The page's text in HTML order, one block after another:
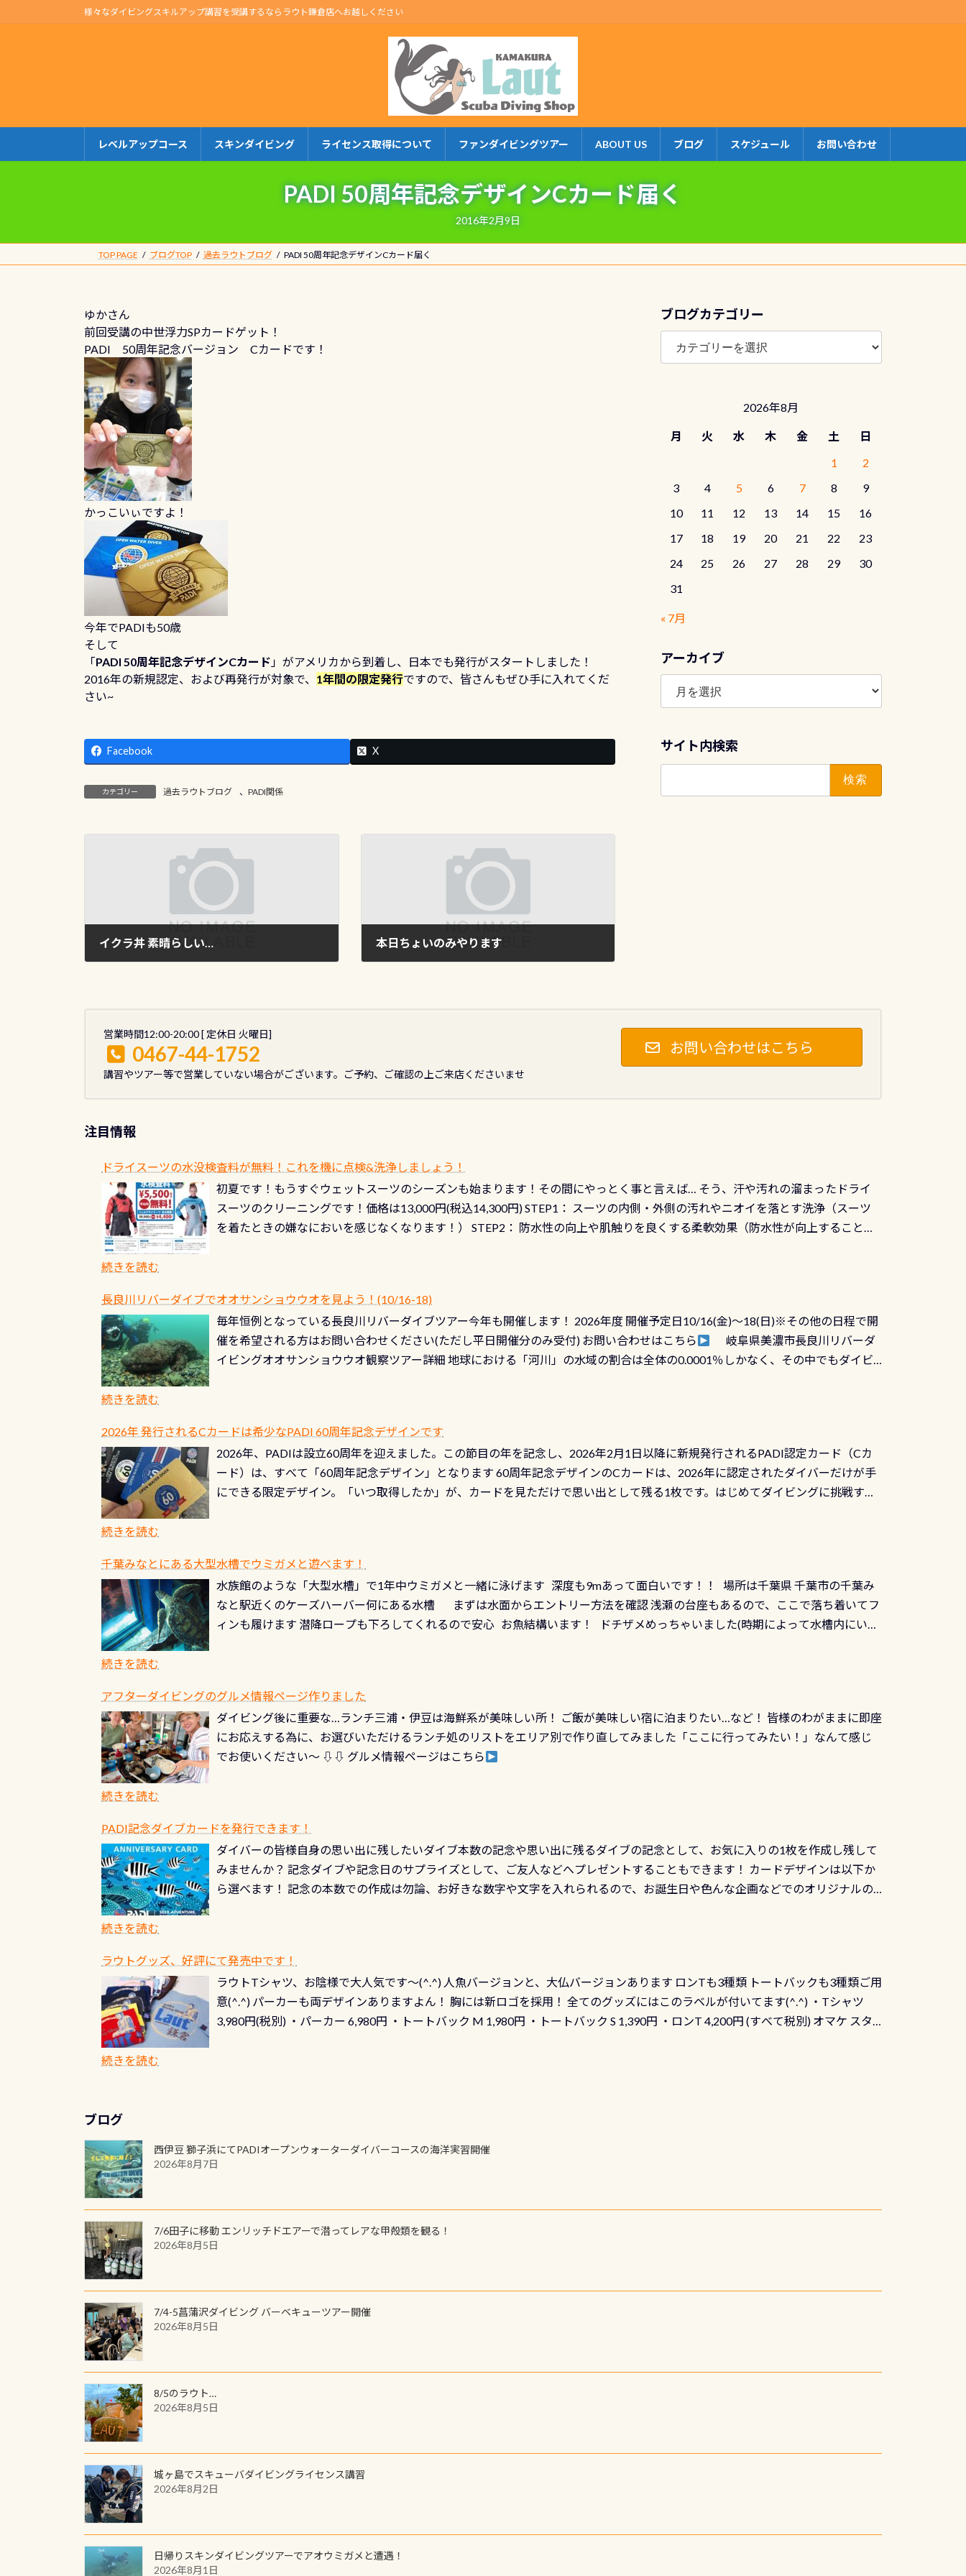
ン
キ
プ
ビ
に
動
様々なダイビングスキルアップ講習を受講するならラウト鎌倉店へお越しください
レベルアップコース スキンダイビング ライセンス取得について ファンダイビングツアー ABOUT US ブログ スケジュール お問い合わせ
PADI 50周年記念デザインCカード届く
2016年2月9日
TOP PAGE ブログTOP 過去ラウトブログ PADI 50周年記念デザインCカード届く
ゆかさん
前回受講の中世浮力SPカードゲット！
PADI 50周年記念バージョン Cカードです！
かっこいぃですよ！
今年でPADIも50歳
そして
「PADI 50周年記念デザインCカード 」がアメリカから到着し、日本でも発行がスタートしました！
2016年の新規認定、および再発行が対象で、 1年間の限定発行ですので、皆さんもぜひ手に入れてくだ
さい~
Facebook X
カテゴリー 過去ラウトブログ 、 PADI関係
イクラ丼 素晴らしい… 本日ちょいのみやります
ブログカテゴリー
ブ
グ
2026年8月
月 火 水 木 金 土
日
1
2
3
4 5 6 7 8
9
10
11 12 13 14 15
16
17
18 19 20 21 22
23
24
25 26 27 28 29
30
31
« 7月
アーカイブ
ア
カ
ブ
サイト内検索
営業時間12:00-20:00 [ 定休日 火曜日]
0467-44-1752
講習やツアー等で営業していない場合がございます。ご予約、ご確認の上ご来店くださいませ
お問い合わせはこちら
注目情報
ドライスーツの水没検査料が無料！これを機に点検&洗浄しましょう！
初夏です！もうすぐウェットスーツのシーズンも始まります！その間にやっとく事と言えば… そう、汗や汚れの溜まったドライ
スーツのクリーニングです！価格は13,000円(税込14,300円) STEP1： スーツの内側・外側の汚れやニオイを落とす洗浄（スーツ
を着たときの嫌なにおいを感じなくなります！） STEP2： 防水性の向上や肌触りを良くする柔軟効果（防水性が向上することで
ル(穴)がないか確認冬になり、使い始めてから水漏れする…ってのは避けましょう！実際水につけて水検査して調べます ●給気バ
ルブのオーバーホール排気バルブは、ドライスーツクリーニングの際に行うのですが、空気を送り込む「給気バルブ」のオーバ
ーホールも非常に大切です BCDで言うと給気ボタンの点検と一緒な訳ですから、ボタンが潮噛みしてドライスーツに空気が入り
過ぎて急浮上…なんて事がないようにしっかり点検しましょう！まだした事がない方はこれを機会に是非やってください！！ ●
点検をする度に1行目の「水漏れ検査代」が5,500円掛かります そこで下記のキャンペーンを利用してみてはどうでしょうか？
8/31までの間に、ドライスーツの点検・オーバーホールを出して頂いた方は、上記の水検査料5,500円がなんと無料になります！
ドライスーツクリーニングだけでも出そうと思ってる方は、セットでこの水検査も出しましょう！そし続きを読む
続きを読む
長良川リバーダイブでオオサンショウウオを見よう！(10/16-18)
毎年恒例となっている長良川リバーダイブツアー今年も開催します！ 2026年度 開催予定日10/16(金)～18(日)※その他の日程で開
催を希望される方はお問い合わせください(ただし平日開催分のみ受付) お問い合わせはこちら
岐阜県美濃市長良川リバーダ
イビングオオサンショウウオ観察ツアー詳細 地球における「河川」の水域の割合は全体の0.0001％しかなく、その中でもダイビ
ませ 6月から10月の間で開催しております 長良川ってどんな川？ 長良川は日本三大清流(四万十川、柿田川)の１つに数えられ
る清流（水質汚染の少ない、または無い川のこと）で岐阜県の郡上市に始まり、美濃を経て伊勢湾に流れます1985年には環境省
の「名水100選」にまた2001年には「日本の水浴場88選」に全国で唯一河川で選ばれた清流です川にしては珍しく、水深が深い
ところでは12mほどあり十分ダイビングを楽しむことが出来ます 川原からのエントリーエキジットは正に大自然の中でのダイビ
ダウンカレントが発生している箇所などもあり、なかなか海では見られない光景です 透明度の良い川を数百メートルドリフトす
る(流される)のは快感です！ 特別天然記念物「オオサンショウウオ」が見れる 長良川ダイビング最大の見どころがこの特別天然
記念物の「オオサンショウウオ」です 大きなものでは体長1mを超える世界最大の両生類です個体数が少なくかなり貴重な生物で
すが、ここ長良川ではかなりの確立で見ることが出来ます特別天然記念物と言えば他には「 続きを読む
続きを読む
2026年 発行されるCカードは希少なPADI 60周年記念デザインです
2026年、PADIは設立60周年を迎えました。この節目の年を記念し、2026年2月1日以降に新規発行されるPADI認定カード（Cカ
ード）は、すべて「60周年記念デザイン」となります 60周年記念デザインのCカードは、2026年に認定されたダイバーだけが手
にできる限定デザイン。「いつ取得したか」が、カードを見ただけで思い出として残る1枚です。はじめてダイビングに挑戦する
終営業日までの発行分 【注意事項】※ PADI Freediver、Mermaid、EFR、TECなど特別プログラムの専用カードが発行されるもの
やオリジナルカード対象のディスティンクティブ・スペシャルティ、AWAREデザインカードを申し込みの方は対象外となりま
す。 ※ 2026年12月の認定でも、2027年1月以降に発行されるカードは通常デザインとなります ダイビングは、始めた「年」も
思い出になる ダイビングを始めるきっかけは人それぞれ。でも、「いつ始めたか」は、あとから振り返ると大切な思い出になり
も、ワクワクが続く60周年限定企画です。コースを修了されたら、ぜひ参加してみてくださいね 毎月60名様、年間720名様に
PADIグッズが当たるチャンス 受講したPADIダイブセンター／リゾートが用意したオリジナル景品が当たることも！ PADIデジタ
ルくじに参加する
続きを読む
千葉みなとにある大型水槽でウミガメと遊べます！
水族館のような「大型水槽」で1年中ウミガメと一緒に泳げます 深度も9mあって面白いです！！ 場所は千葉県 千葉市の千葉み
なと駅近くのケーズハーバー何にある水槽 まずは水面からエントリー方法を確認 浅瀬の台座もあるので、ここで落ち着いてフ
ィンも履けます 潜降ロープも下ろしてくれるので安心 お魚結構います！ ドチザメめっちゃいました(時期によって水槽内にいる
楽しみ頂けます 反対側の窓からも見ることが出来るので、付き添いの方とも記念撮影も出来ますよ スキンダイビングでも参加
できます！ かなり楽しめます是非ご参加ください！ 写真撮影の練習や、4時間たっぷり利用出来るので、普通に中性浮力の練習
にもなりますヨ 料金等、詳しくは 詳細はこちら
続きを読む
アフターダイビングのグルメ情報ページ作りました
ダイビング後に重要な…ランチ三浦・伊豆は海鮮系が美味しい所！ ご飯が美味しい宿に泊まりたい…など！ 皆様のわがままに即座
にお応えする為に、お選びいただけるランチ処のリストをエリア別で作り直してみました「ここに行ってみたい！」なんて感じ
でお使いください～ ⇩⇩ グルメ情報ページはこちら
続きを読む
PADI記念ダイブカードを発行できます！
ダイバーの皆様自身の思い出に残したいダイブ本数の記念や思い出に残るダイブの記念として、お気に入りの1枚を作成し残して
みませんか？ 記念ダイブや記念日のサプライズとして、ご友人などへプレゼントすることもできます！ カードデザインは以下か
ら選べます！ 記念の本数での作成は勿論、お好きな数字や文字を入れられるので、お誕生日や色んな企画などでのオリジナルの
続きを読む
ラウトグッズ、好評にて発売中です！
ラウトTシャツ、お陰様で大人気です～(^.^) 人魚バージョンと、大仏バージョンあります ロンTも3種類 トートバックも3種類ご用
意(^.^) パーカーも両デザインありますよん！ 胸には新ロゴを採用！ 全てのグッズにはこのラベルが付いてます(^.^) ・Tシャツ
3,980円(税別) ・パーカー 6,980円 ・トートバック M 1,980円 ・トートバック S 1,390円 ・ロンT 4,200円 (すべて税別) オマケ スタ
続きを読む
ブログ
西伊豆 獅子浜にてPADIオープンウォーターダイバーコースの海洋実習開催
2026年8月7日
7/6田子に移動 エンリッチドエアーで潜ってレアな甲殻類を観る！
2026年8月5日
7/4-5菖蒲沢ダイビング バーベキューツアー開催
2026年8月5日
8/5のラウト…
2026年8月5日
城ヶ島でスキューバダイビングライセンス講習
2026年8月2日
日帰りスキンダイビングツアーでアオウミガメと遭遇！
2026年8月1日